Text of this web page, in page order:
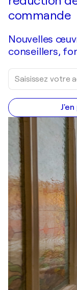
commande
Nouvelles
conseillers,